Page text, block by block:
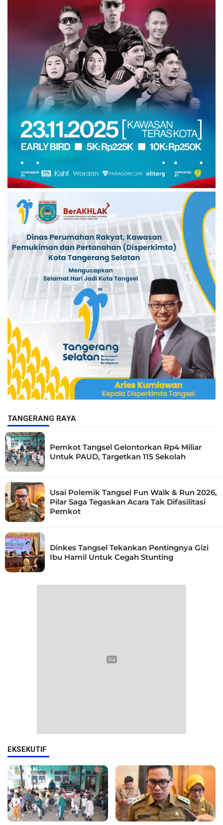
TANGERANG RAYA
Pemkot Tangsel Gelontorkan Rp4 Miliar
Untuk PAUD, Targetkan 115 Sekolah
Usai Polemik Tangsel Fun Walk & Run 2026,
Pilar Saga Tegaskan Acara Tak Difasilitasi
Pemkot
Dinkes Tangsel Tekankan Pentingnya Gizi
Ibu Hamil Untuk Cegah Stunting
EKSEKUTIF